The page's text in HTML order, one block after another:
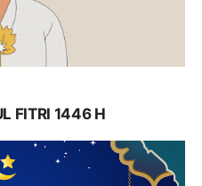
FITRI 1446 H